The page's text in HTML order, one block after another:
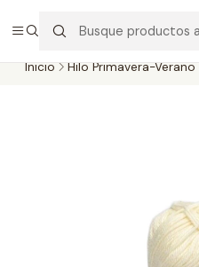
Aproveite as entregas
superiores a 60€. Faça
Inicio Hilo Primavera-Verano